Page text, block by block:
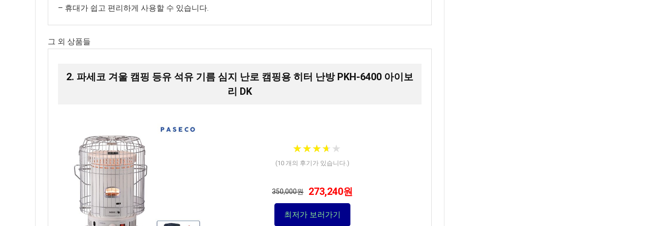
– 휴대가 쉽고 편리하게 사용할 수 있습니다.
그 외 상품들
2. 파세코 겨울 캠핑 등유 석유 기름 심지 난로 캠핑용 히터 난방 PKH-6400 아이보
리 DK
★★★★ ★
★★★★ ★
(10 개의 후기가 있습니다.)
350,000원 273,240원
최저가 보러가기